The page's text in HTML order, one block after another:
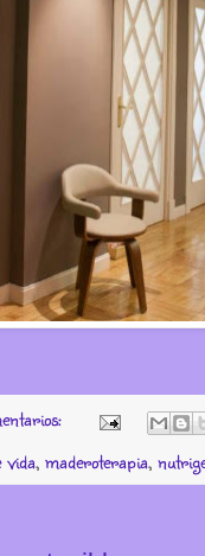
vida, maderoterapia,